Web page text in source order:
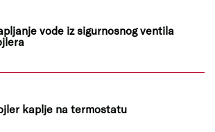
vode iz sigurnosnog ventila
kaplje na termostatu